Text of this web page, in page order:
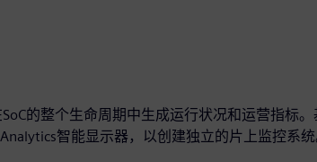
的整个生命周期中生成运行状况和运营指标。
智能显示器，以创建独立的片上监控系统